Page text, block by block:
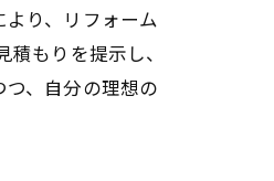
り、リフォーム
もりを提示し、
、自分の理想の